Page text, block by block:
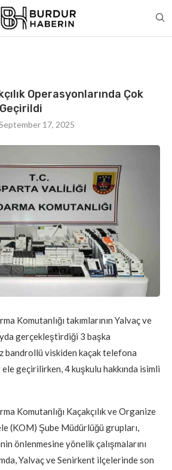
Operasyonlarında Çok
17, 2025
Komutanlığı takımlarının Yalvaç ve
gerçekleştirdiği 3 başka
bandrollü viskiden kaçak telefona
ele geçirilirken, 4 kuşkulu hakkında isimli
Komutanlığı Kaçakçılık ve Organize
(KOM) Şube Müdürlüğü grupları,
önlenmesine yönelik çalışmalarını
Yalvaç ve Senirkent ilçelerinde son